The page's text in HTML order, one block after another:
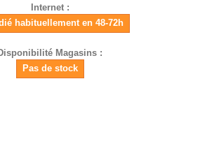
Internet :
habituellement en 48-72h
Magasins :
Pas de stock